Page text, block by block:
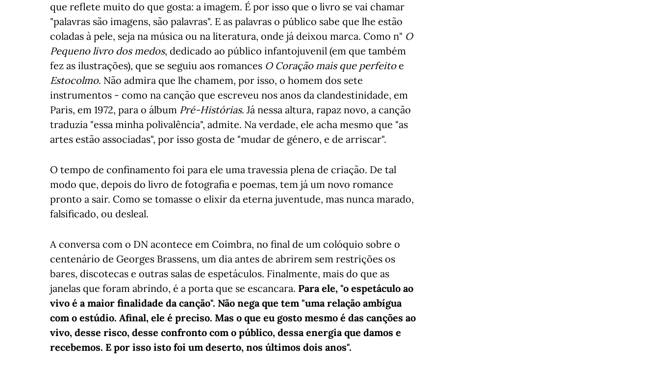
que reflete muito do que gosta: a imagem. É por isso que o livro se vai chamar
"palavras são imagens, são palavras". E as palavras o público sabe que lhe estão
coladas à pele, seja na música ou na literatura, onde já deixou marca. Como n" O
Pequeno livro dos medos, dedicado ao público infantojuvenil (em que também
fez as ilustrações), que se seguiu aos romances O Coração mais que perfeitoe
Estocolmo. Não admira que lhe chamem, por isso, o homem dos sete
instrumentos - como na canção que escreveu nos anos da clandestinidade, em
Paris, em 1972, para o álbum Pré-Histórias. Já nessa altura, rapaz novo, a canção
traduzia "essa minha polivalência", admite. Na verdade, ele acha mesmo que "as
artes estão associadas", por isso gosta de "mudar de género, e de arriscar".
O tempo de confinamento foi para ele uma travessia plena de criação. De tal
modo que, depois do livro de fotografia e poemas, tem já um novo romance
pronto a sair. Como se tomasse o elixir da eterna juventude, mas nunca marado,
falsificado, ou desleal.
A conversa com o DN acontece em Coimbra, no final de um colóquio sobre o
centenário de Georges Brassens, um dia antes de abrirem sem restrições os
bares, discotecas e outras salas de espetáculos. Finalmente, mais do que as
janelas que foram abrindo, é a porta que se escancara. Para ele, "o espetáculo ao
vivo é a maior finalidade da canção". Não nega que tem "uma relação ambígua
com o estúdio. Afinal, ele é preciso. Mas o que eu gosto mesmo é das canções ao
vivo, desse risco, desse confronto com o público, dessa energia que damos e
recebemos. E por isso isto foi um deserto, nos últimos dois anos".